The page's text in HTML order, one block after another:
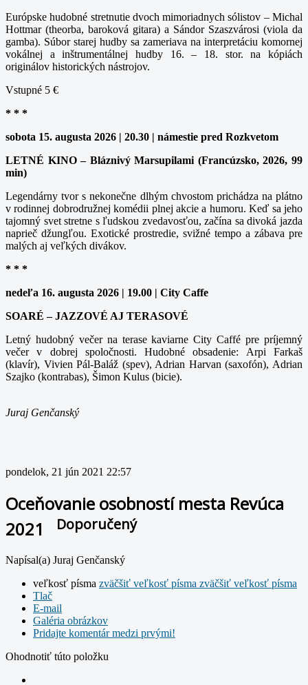
Európske hudobné stretnutie dvoch mimoriadnych sólistov – Michal
Hottmar (theorba, baroková gitara) a Sándor Szaszvárosi (viola da
gamba). Súbor starej hudby sa zameriava na interpretáciu komornej
vokálnej a inštrumentálnej hudby 16. – 18. stor. na kópiách
originálov historických nástrojov.
Vstupné 5 €
* * *
sobota 15. augusta 2026 | 20.30 | námestie pred Rozkvetom
LETNÉ KINO – Bláznivý Marsupilami (Francúzsko, 2026, 99
min)
Legendárny tvor s nekonečne dlhým chvostom prichádza na plátno
v rodinnej dobrodružnej komédii plnej akcie a humoru. Keď sa jeho
tajomný svet stretne s ľudskou zvedavosťou, začína sa divoká jazda
naprieč džungľou. Exotické prostredie, svižné tempo a zábava pre
malých aj veľkých divákov.
* * *
nedeľa 16. augusta 2026 | 19.00 | City Caffe
SOARÉ – JAZZOVÉ AJ TERASOVÉ
Letný hudobný večer na terase kaviarne City Caffé pre príjemný
večer v dobrej spoločnosti. Hudobné obsadenie: Arpi Farkaš
(klavír), Vivien Pál-Baláž (spev), Adrian Harvan (saxofón), Adrian
Szajko (kontrabas), Šimon Kulus (bicie).
Juraj Genčanský
pondelok, 21 jún 2021 22:57
Oceňovanie osobností mesta Revúca
2021
Doporučený
Napísal(a) Juraj Genčanský
veľkosť písma zväčšiť veľkosť písma zväčšiť veľkosť písma
Tlač
E-mail
Galéria obrázkov
Pridajte komentár medzi prvými!
Ohodnotiť túto položku